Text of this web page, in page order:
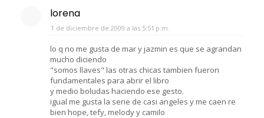
lorena
1 de diciembre de 2009 a las 5:51 p.m.
lo q no me gusta de mar y jazmin es que se agrandan
mucho diciendo
"somos llaves" las otras chicas tambien fueron
fundamentales para abrir el libro
y medio boludas haciendo ese gesto.
igual me gusta la serie de casi angeles y me caen re
bien hope, tefy, melody y camilo